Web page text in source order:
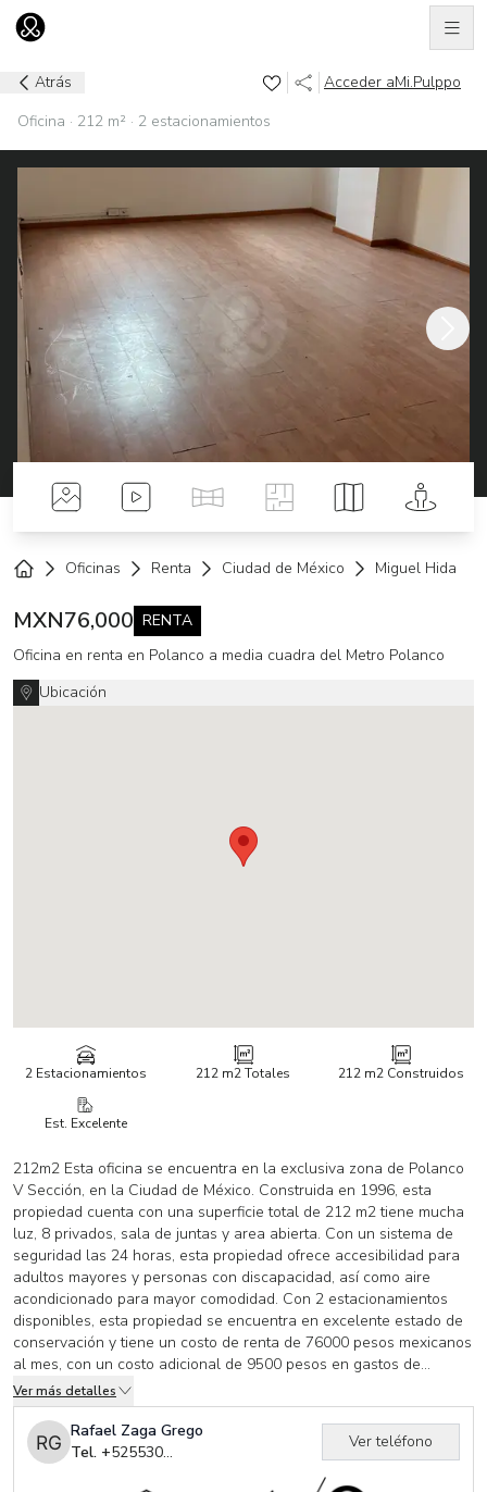
Ir al home
Atrás Acceder aMi.Pulppo
Oficina · 212 m² · 2 estacionamientos
Fotos Videos Tour VirtualPlanos Mapa Street
Oficinas Renta Ciudad de México Miguel Hidalgo
MXN76,000 RENTA
Oficina en renta en Polanco a media cuadra del Metro Polanco
Ubicación
2 Estacionamientos 212 m2Totales 212 m2 Construidos
Est. Excelente
212m2 Esta oficina se encuentra en la exclusiva zona de Polanco
V Sección, en la Ciudad de México. Construida en 1996, esta
propiedad cuenta con una superficie total de 212 m2 tiene mucha
luz, 8 privados, sala de juntas y area abierta. Con un sistema de
seguridad las 24 horas, esta propiedad ofrece accesibilidad para
adultos mayores y personas con discapacidad, así como aire
acondicionado para mayor comodidad. Con 2 estacionamientos
disponibles, esta propiedad se encuentra en excelente estado de
conservación y tiene un costo de renta de 76000 pesos mexicanos
al mes, con un costo adicional de 9500 pesos en gastos de
mantenimiento. Una excelente opción para quienes buscan
comodidad y seguridad en una de las zonas más exclusivas de la
Ciudad de México.
Ver más detalles
Rafael Zaga Grego
Tel. +525530479175
Ver teléfono